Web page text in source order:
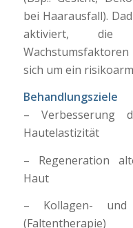
bei Haarausfall).
aktiviert,
sich um ein
Behandlungsziele
– Verbesserung
Hautelastizität
– Regeneration
Haut
– Kollagen- und
(Faltentherapie)